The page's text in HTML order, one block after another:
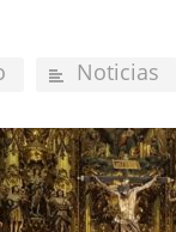
Noticias